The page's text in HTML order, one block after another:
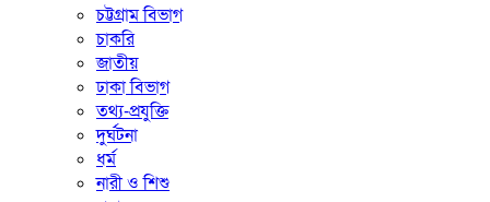
চট্টগ্রাম বিভাগ
চাকরি
জাতীয়
ঢাকা বিভাগ
তথ্য-প্রযুক্তি
দুর্ঘটনা
ধর্ম
নারী ও শিশু